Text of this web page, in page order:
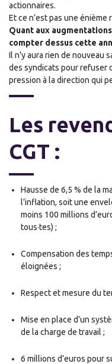
actionnaires.
Et ce n’est pas une
Quant aux
compter dessus cette
Il n’y aura rien de nouveau s
des syndicats pour refuser
pression à la direction qui
Les
CGT :
Hausse de 6,5 % de la
l’inflation, soit une
moins 100 millions
tous·tes) ;
Compensation des
éloignées ;
Respect et mesure du
Mise en place d’un
de la charge de travail ;
6 millions d’euros pour